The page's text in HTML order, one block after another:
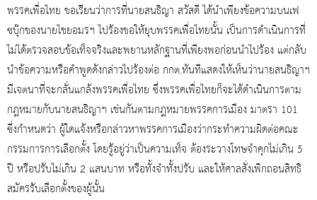
พรรคเพื่อไทย ขอเรียนว่าการที่นายสนธิญา สวัสดี ได้นำเพียงข้อความบนเฟ
ซบุ๊กของนายไชยอมรฯ ไปร้องขอให้ยุบพรรคเพื่อไทยนั้น เป็นการดำเนินการที่
ไม่ได้ตรวจสอบข้อเท็จจริงและพยานหลักฐานที่เพียงพอก่อนนำไปร้อง แต่กลับ
นำข้อความหรือคำพูดดังกล่าวไปร้องต่อ กกต.ทันทีแสดงให้เห็นว่านายสนธิญาฯ
มีเจตนาที่จะกลั่นแกล้งพรรคเพื่อไทย ซึ่งพรรคเพื่อไทยก็จะได้ดำเนินการตาม
กฎหมายกับนายสนธิญาฯ เช่นกันตามกฎหมายพรรคการเมือง มาตรา 101
ซึ่งกำหนดว่า ผู้ใดแจ้งหรือกล่าวหาพรรคการเมืองว่ากระทำความผิดต่อคณะ
กรรมการการเลือกตั้ง โดยรู้อยู่ว่าเป็นความเท็จ ต้องระวางโทษจำคุกไม่เกิน 5
ปี หรือปรับไม่เกิน 2 แสนบาท หรือทั้งจำทั้งปรับ และให้ศาลสั่งเพิกถอนสิทธิ
สมัครรับเลือกตั้งของผู้นั้น